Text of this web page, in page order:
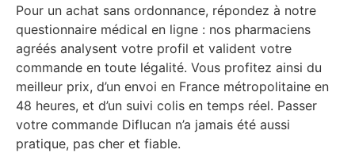
Pour un achat sans ordonnance, répondez à notre
questionnaire médical en ligne : nos pharmaciens
agréés analysent votre profil et valident votre
commande en toute légalité. Vous profitez ainsi du
meilleur prix, d’un envoi en France métropolitaine en
48 heures, et d’un suivi colis en temps réel. Passer
votre commande Diflucan n’a jamais été aussi
pratique, pas cher et fiable.